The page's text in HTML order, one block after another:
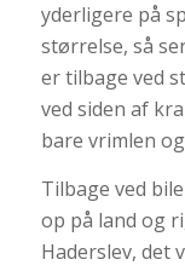
yderligere på
størrelse, så
er tilbage ved
ved siden af
bare vrimlen
Tilbage ved
op på land og
Haderslev, det